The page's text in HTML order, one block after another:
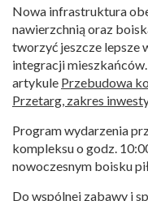
Nowa infrastruktura
nawierzchnią oraz
tworzyć jeszcze lepsze
integracji
artykule Przebudowa
Przetarg, zakres
Program wydarzenia
kompleksu o godz.
nowoczesnym boisku
Do wspólnej zabawy i